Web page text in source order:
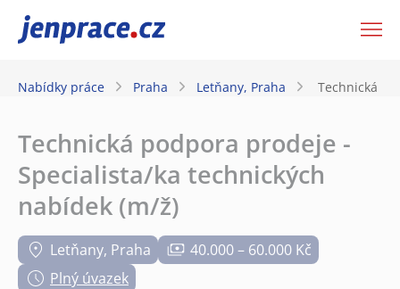
JenPráce.cz
Nabídky práce Praha Letňany, Praha Technická
Technická podpora prodeje -
Specialista/ka technických
nabídek (m/ž)
Letňany, Praha
40.000 – 60.000 Kč
Plný úvazek